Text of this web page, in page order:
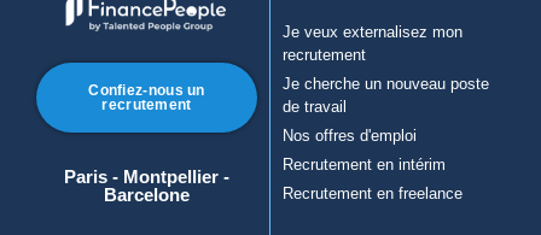
Confiez-nous un
recrutement
Paris - Montpellier -
Barcelone
Je veux externalisez mon
recrutement
Je cherche un nouveau poste
de travail
Nos offres d'emploi
Recrutement en intérim
Recrutement en freelance